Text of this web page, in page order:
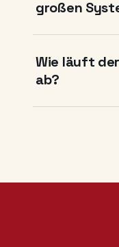
großen
Wie läuft
ab?